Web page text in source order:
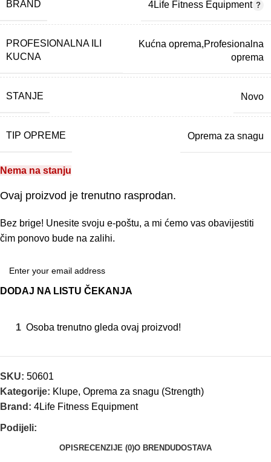
BRAND 4Life Fitness Equipment
PROFESIONALNA ILI
KUCNA
Kućna oprema,Profesionalna
oprema
STANJE Novo
TIP OPREME Oprema za snagu
Nema na stanju
Ovaj proizvod je trenutno rasprodan.
Bez brige! Unesite svoju e-poštu, a mi ćemo vas obavijestiti
čim ponovo bude na zalihi.
DODAJ NA LISTU ČEKANJA
1 Osoba trenutno gleda ovaj proizvod!
SKU: 50601
Kategorije: Klupe, Oprema za snagu (Strength)
Brand: 4Life Fitness Equipment
Podijeli:
OPIS RECENZIJE (0)O BRENDUDOSTAVA